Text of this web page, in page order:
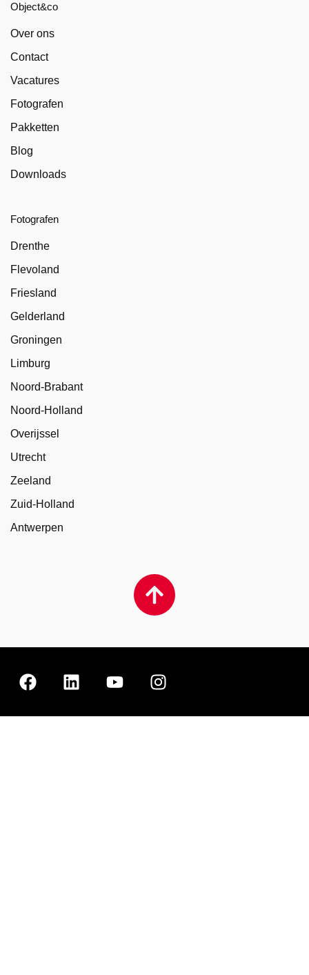
Object&co
Over ons
Contact
Vacatures
Fotografen
Pakketten
Blog
Downloads
Fotografen
Drenthe
Flevoland
Friesland
Gelderland
Groningen
Limburg
Noord-Brabant
Noord-Holland
Overijssel
Utrecht
Zeeland
Zuid-Holland
Antwerpen